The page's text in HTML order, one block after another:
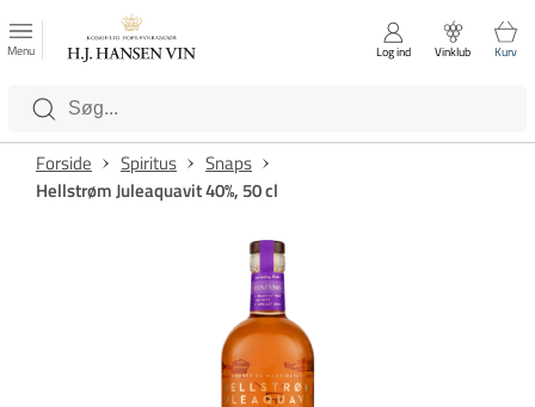
Luk
Kategorier
Menu Log ind Vinklub Kurv
Forside Spiritus
Snaps
Hellstrøm Juleaquavit 40%, 50 cl